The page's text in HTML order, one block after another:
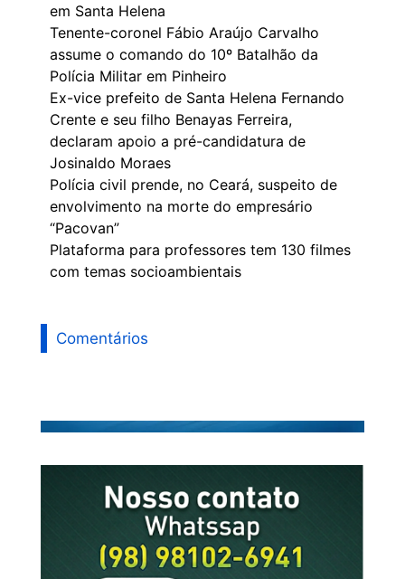
em Santa Helena
Tenente-coronel Fábio Araújo Carvalho
assume o comando do 10º Batalhão da
Polícia Militar em Pinheiro
Ex-vice prefeito de Santa Helena Fernando
Crente e seu filho Benayas Ferreira,
declaram apoio a pré-candidatura de
Josinaldo Moraes
Polícia civil prende, no Ceará, suspeito de
envolvimento na morte do empresário
“Pacovan”
Plataforma para professores tem 130 filmes
com temas socioambientais
Comentários